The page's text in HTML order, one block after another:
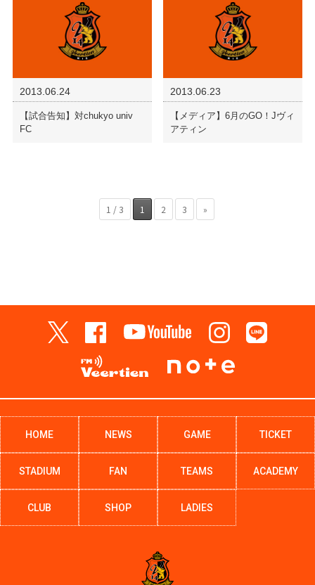
2013.06.24
【試合告知】対chukyo univ
FC
2013.06.23
【メディア】6月のGO！Jヴィ
アティン
1 / 3 1 2 3 »
HOME NEWS GAME TICKET
STADIUM FAN TEAMS ACADEMY
CLUB SHOP LADIES